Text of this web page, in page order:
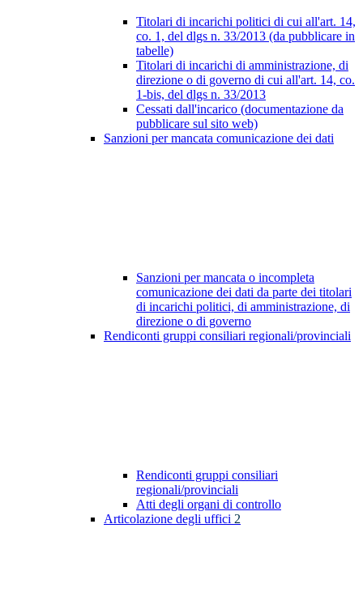
Titolari di incarichi politici di cui all'art. 14,
co. 1, del dlgs n. 33/2013 (da pubblicare in
tabelle)
Titolari di incarichi di amministrazione, di
direzione o di governo di cui all'art. 14, co.
1-bis, del dlgs n. 33/2013
Cessati dall'incarico (documentazione da
pubblicare sul sito web)
Sanzioni per mancata comunicazione dei dati
Sanzioni per mancata o incompleta
comunicazione dei dati da parte dei titolari
di incarichi politici, di amministrazione, di
direzione o di governo
Rendiconti gruppi consiliari regionali/provinciali
Rendiconti gruppi consiliari
regionali/provinciali
Atti degli organi di controllo
Articolazione degli uffici 2